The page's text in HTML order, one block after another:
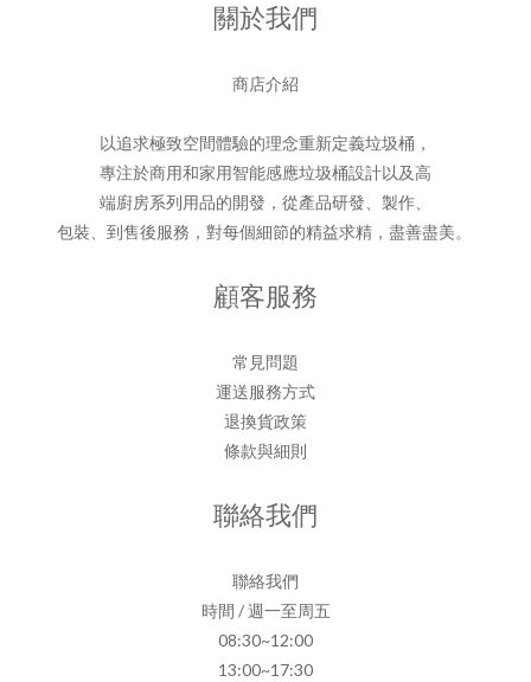
關於我們
商店介紹
以追求極致空間體驗的理念重新定義垃圾桶，
專注於商用和家用智能感應垃圾桶設計以及高
端廚房系列用品的開發，從產品研發、製作、
包裝、到售後服務，對每個細節的精益求精，盡善盡美。
顧客服務
常見問題
運送服務方式
退換貨政策
條款與細則
聯絡我們
聯絡我們
時間 / 週一至周五
08:30~12:00
13:00~17:30